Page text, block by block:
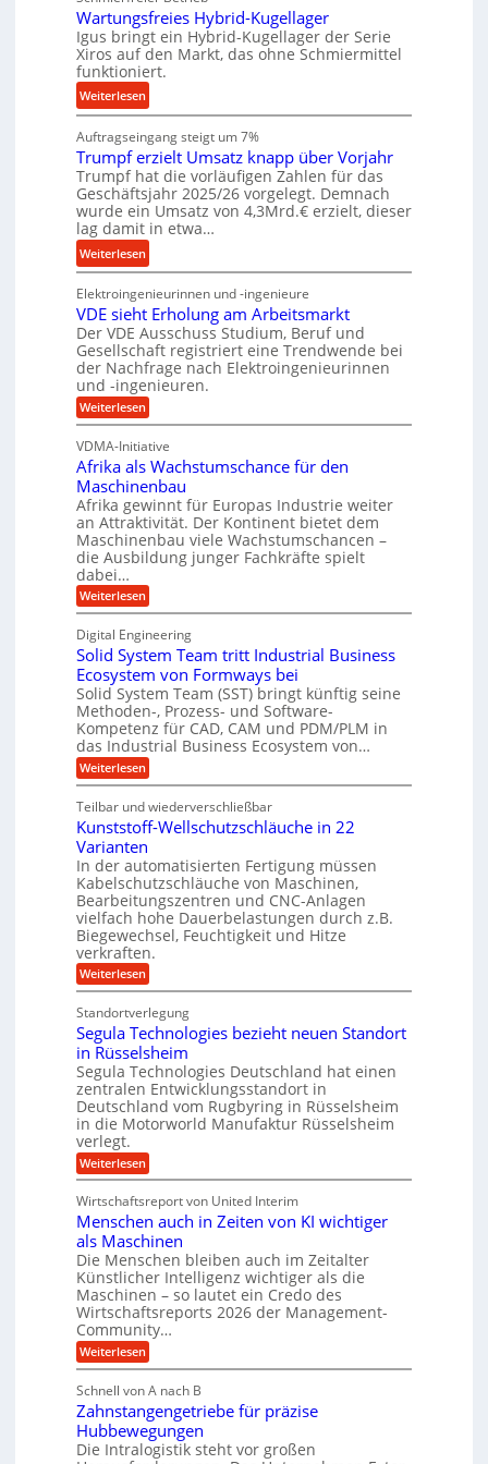
g
e
b
u
n
g
e
n
k
z
e
u
g
k
r
e
i
s
l
a
u
f
g
e
l
s
c
h
i
e
n
e
n
f
ü
r
u
n
g
e
n
B
S
C
L
w
e
i
e
r
e
n
t
w
i
c
k
e
l
t
Wartungsfreies Hybrid-Kugellager
Igus bringt ein Hybrid-Kugellager der Serie
Xiros auf den Markt, das ohne Schmiermittel
funktioniert.
Weiterlesen:
W
a
r
t
u
n
g
s
r
e
i
e
s
H
y
b
r
i
d
-
K
g
e
l
l
a
g
e
r
Auftragseingang steigt um 7%
Trumpf erzielt Umsatz knapp über Vorjahr
Trumpf hat die vorläufigen Zahlen für das
Geschäftsjahr 2025/26 vorgelegt. Demnach
wurde ein Umsatz von 4,3Mrd.€ erzielt, dieser
lag damit in etwa…
Weiterlesen:
T
r
u
m
p
f
e
r
l
t
U
m
s
a
z
k
n
a
p
p
ü
b
e
r
V
o
r
j
a
h
r
Elektroingenieurinnen und -ingenieure
VDE sieht Erholung am Arbeitsmarkt
Der VDE Ausschuss Studium, Beruf und
Gesellschaft registriert eine Trendwende bei
der Nachfrage nach Elektroingenieurinnen
und -ingenieuren.
Weiterlesen:
V
E
s
i
e
h
t
E
r
o
l
u
n
g
a
m
A
r
b
e
i
t
s
m
a
r
k
t
VDMA-Initiative
Afrika als Wachstumschance für den
Maschinenbau
Afrika gewinnt für Europas Industrie weiter
an Attraktivität. Der Kontinent bietet dem
Maschinenbau viele Wachstumschancen –
die Ausbildung junger Fachkräfte spielt
dabei…
Weiterlesen:
A
r
i
k
a
a
l
s
W
a
c
s
t
u
m
s
c
h
a
n
c
e
f
ü
r
d
e
n
M
a
s
c
h
n
e
b
a
u
Digital Engineering
Solid System Team tritt Industrial Business
Ecosystem von Formways bei
Solid System Team (SST) bringt künftig seine
Methoden-, Prozess- und Software-
Kompetenz für CAD, CAM und PDM/PLM in
das Industrial Business Ecosystem von…
Weiterlesen:
S
l
i
d
S
y
s
t
e
m
T
e
a
m
t
i
t
t
I
n
d
u
t
r
a
l
B
u
s
i
n
e
s
s
E
o
s
y
s
t
Teilbar und wiederverschließbar
Kunststoff-Wellschutzschläuche in 22
Varianten
In der automatisierten Fertigung müssen
Kabelschutzschläuche von Maschinen,
Bearbeitungszentren und CNC-Anlagen
vielfach hohe Dauerbelastungen durch z.B.
Biegewechsel, Feuchtigkeit und Hitze
verkraften.
Weiterlesen:
K
n
s
t
s
t
o
f
f
W
e
l
l
s
c
h
u
t
z
s
c
h
l
ä
u
c
h
e
i
n
Standortverlegung
Segula Technologies bezieht neuen Standort
in Rüsselsheim
Segula Technologies Deutschland hat einen
zentralen Entwicklungsstandort in
Deutschland vom Rugbyring in Rüsselsheim
in die Motorworld Manufaktur Rüsselsheim
verlegt.
Weiterlesen:
S
g
u
l
a
T
e
c
h
n
o
l
o
g
i
e
s
b
Wirtschaftsreport von United Interim
Menschen auch in Zeiten von KI wichtiger
als Maschinen
Die Menschen bleiben auch im Zeitalter
Künstlicher Intelligenz wichtiger als die
Maschinen – so lautet ein Credo des
Wirtschaftsreports 2026 der Management-
Community…
Weiterlesen:
M
n
s
c
h
e
Schnell von A nach B
Zahnstangengetriebe für präzise
Hubbewegungen
Die Intralogistik steht vor großen